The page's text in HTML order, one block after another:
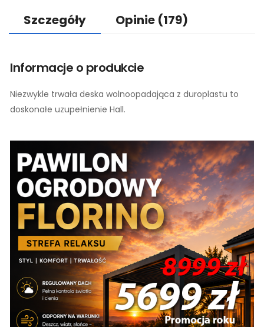
Szczegóły Opinie (179)
Informacje o produkcie
Niezwykle trwała deska wolnoopadająca z duroplastu to
doskonałe uzupełnienie Hall.